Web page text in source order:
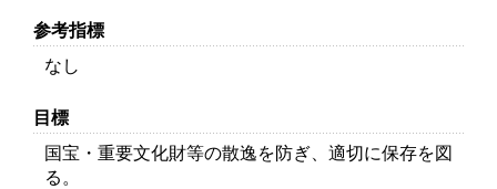
参考指標
なし
目標
国宝・重要文化財等の散逸を防ぎ、適切に保存を図
る。